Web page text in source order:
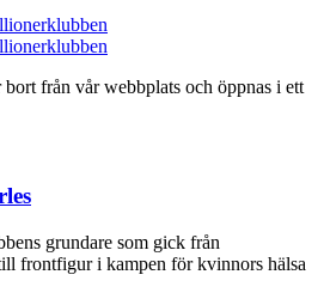
från vår webbplats och öppnas i ett
grundare som gick från
frontfigur i kampen för kvinnors hälsa